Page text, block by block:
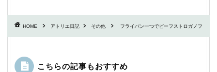
HOME アトリエ日記 その他 フライパン一つでビーフストロガノフ
こちらの記事もおすすめ